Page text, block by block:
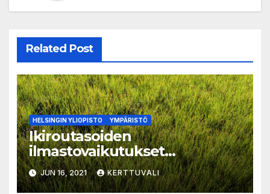
Related Post
HELSINGIN YLIOPISTO YMPÄRISTÖ
Ikiroutasoiden
ilmastovaikutukset
menneisyydessä yllättivät
tutkijat
JUN 16, 2021 KERTTUVALI